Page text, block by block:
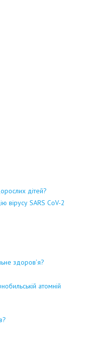
дітей?
вірусу SARS CoV-2
здоров’я?
атомній